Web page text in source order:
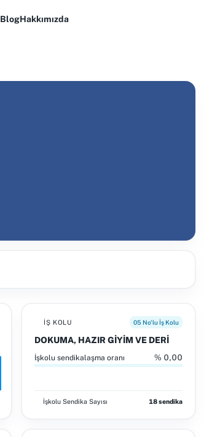
BlogHakkımızda
İŞ KOLU 05 No'lu İş Kolu
DOKUMA, HAZIR GİYİM VE DERİ
İşkolu sendikalaşma oranı % 0,00
İşkolu Sendika Sayısı 18 sendika